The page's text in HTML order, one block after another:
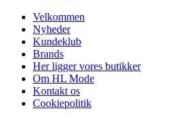
Velkommen
Nyheder
Kundeklub
Brands
Her ligger vores butikker
Om HL Mode
Kontakt os
Cookiepolitik